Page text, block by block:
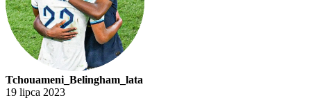
Tchouameni_Belingham_lata
19 lipca 2023